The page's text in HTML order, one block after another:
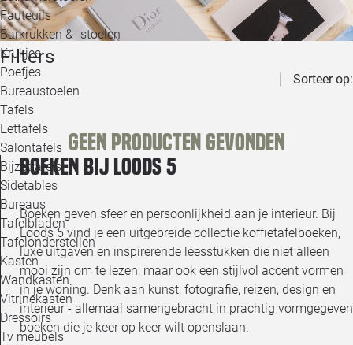
Fauteuils
Barkrukken & -stoelen
Krukjes
Poefjes
Bureaustoelen
Tafels
Eettafels
Salontafels
Bijzettafels
Sidetables
Bureaus
Tafelbladen
Tafelonderstellen
Kasten
Wandkasten
Vitrinekasten
Dressoirs
Tv meubels
Alle
Filters
Sorteer op:
Geen producten gevonden
Boeken bij Loods 5
Boeken geven sfeer en persoonlijkheid aan je interieur. Bij
Loods 5 vind je een uitgebreide collectie koffietafelboeken,
luxe uitgaven en inspirerende leesstukken die niet alleen
mooi zijn om te lezen, maar ook een stijlvol accent vormen
in je woning. Denk aan kunst, fotografie, reizen, design en
interieur - allemaal samengebracht in prachtig vormgegeven
boeken die je keer op keer wilt openslaan.